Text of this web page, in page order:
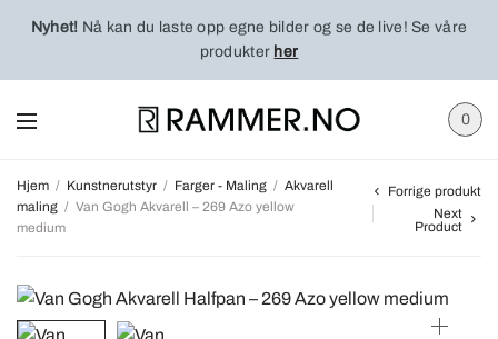
Nyhet! Nå kan du laste opp egne bilder og se de live! Se våre
produkter her
0
Hjem / Kunstnerutstyr / Farger - Maling / Akvarell
maling / Van Gogh Akvarell – 269 Azo yellow
medium
Forrige produkt
Next
Product